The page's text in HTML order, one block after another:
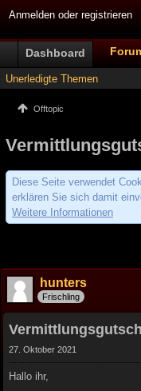
Anmelden oder registrieren
Dashboard
Unerledigte Themen
Offtopic
Diese Seite verwendet
erklären Sie sich damit
Weitere Informationen
hunters
Frischling
27. Oktober 2021
Hallo ihr,